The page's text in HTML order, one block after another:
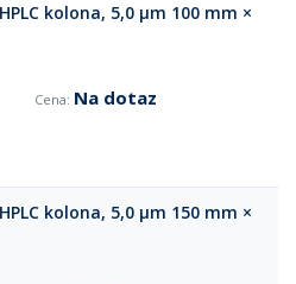
kolona, 5,0 µm 100 mm ×
Na dotaz
kolona, 5,0 µm 150 mm ×